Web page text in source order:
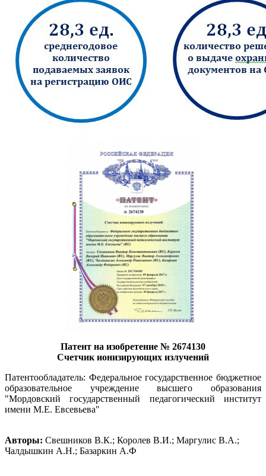
Патент на изобретение № 2674130
Счетчик ионизирующих излучений
Патентообладатель: Федеральное государственное бюджетное
образовательное учреждение высшего образования
"Мордовский государственный педагогический институт
имени М.Е. Евсевьева"
Авторы: Свешников В.К.; Королев В.И.; Маргулис В.А.;
Чалдышкин А.Н.; Базаркин А.Ф